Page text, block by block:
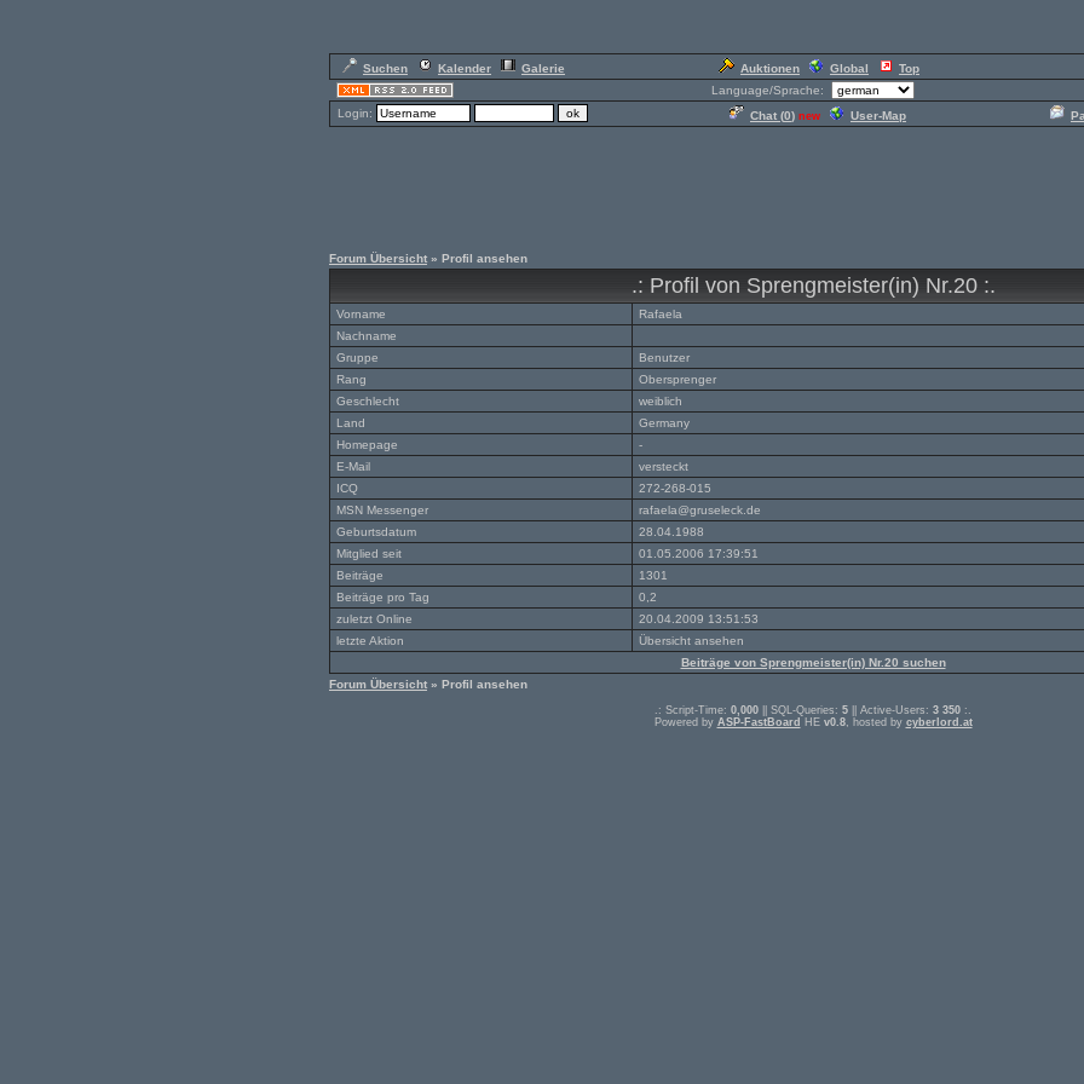
Suchen Kalender Galerie Auktionen Global Top
Language/Sprache:
Login:
Chat (0) new User-Map
Forum Übersicht » Profil ansehen
.: Profil von Sprengmeister(in) Nr.20 :.
Vorname
Rafaela
Nachname
Gruppe
Benutzer
Rang
Obersprenger
Geschlecht
weiblich
Land
Germany
Homepage
-
E-Mail
versteckt
ICQ
272-268-015
MSN Messenger
rafaela@gruseleck.de
Geburtsdatum
28.04.1988
Mitglied seit
01.05.2006 17:39:51
Beiträge
1301
Beiträge pro Tag
0,2
zuletzt Online
20.04.2009 13:51:53
letzte Aktion
Übersicht ansehen
Beiträge von Sprengmeister(in) Nr.20 suchen
Forum Übersicht » Profil ansehen
.: Script-Time: 0,000 || SQL-Queries: 5 || Active-Users: 3 350 :.
Powered by ASP-FastBoard HE v0.8, hosted by cyberlord.at